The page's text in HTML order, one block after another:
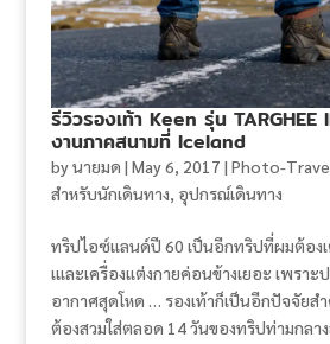
รีวิวรองเท้า Keen รุ่น TARGHEE
งานภาคสนามที่ Iceland
byนายมด | May 6, 2017 | Photo-
สำหรับนักเดินทาง, อุปกรณ์เดินทาง
ทริปไอซ์แลนด์ปี 60 เป็นอีกทริปที่ผมต้องเ
เและเครื่องแต่งกายค่อนข้างเยอะ เพรา
อากาศสุดโหด … รองเท้าก็เป็นอีกปัจจัยส
ต้องสวมใส่ตลอด 14 วันของทริปท่ามกลา